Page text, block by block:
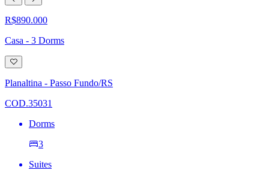
R$890.000
Casa - 3 Dorms
Adicionar
à
lista
de
Planaltina - Passo Fundo/RS
COD.35031
Dorms
3
Suites